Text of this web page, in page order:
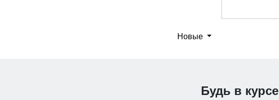
Новые
Будь в курсе